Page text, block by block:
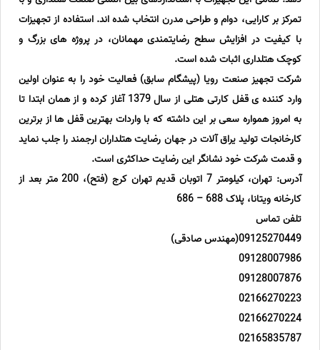
تمرکز بر کارایی، دوام و طراحی مدرن انتخاب شده اند. استفاده از تجهیزات
با کیفیت در افزایش سطح رضایتمندی مهمانان، در پروژه های بزرگ و
کوچک هتلداری اثبات شده است.
شرکت تجهیز صنعت رویا (پیشگام سابق) فعالیت خود را به عنوان اولین
وارد کننده ی قفل کارتی هتلی از سال 1379 آغاز کرده و از همان ابتدا تا
به امروز همواره سعی بر این داشته که با واردات بهترین قفل ها از برترین
کارخانجات تولید یراق آلات در جهان رضایت هتلداران ارجمند را جلب نماید
و قدمت شرکت خود نشانگر این رضایت حداکثری است.
آدرس: تهران، کیلومتر 7 اتوبان قدیم تهران کرج (فتح)، 200 متر بعد از
کارخانه ویتانا، پلاک 688 – 686
تلفن تماس
09125270449(مهندس صادقی)
09128007986
09128007876
02166270223
02166270224
02165835787